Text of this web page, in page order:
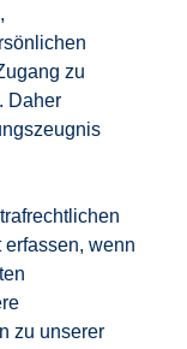
zu
Daher
wenn
zu unserer